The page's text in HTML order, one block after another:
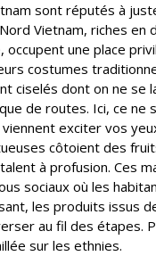
sont réputés à
Vietnam, riches en
occupent une place
costumes
ciselés dont on ne se
de routes. Ici, ce
exciter vos
côtoient des
à profusion. Ces
sociaux où les
les produits issus
au fil des étapes.
sur les ethnies.